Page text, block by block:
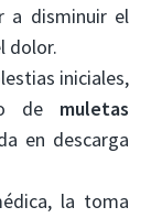
a disminuir el
dolor.
iniciales,
de muletas
en descarga
la toma